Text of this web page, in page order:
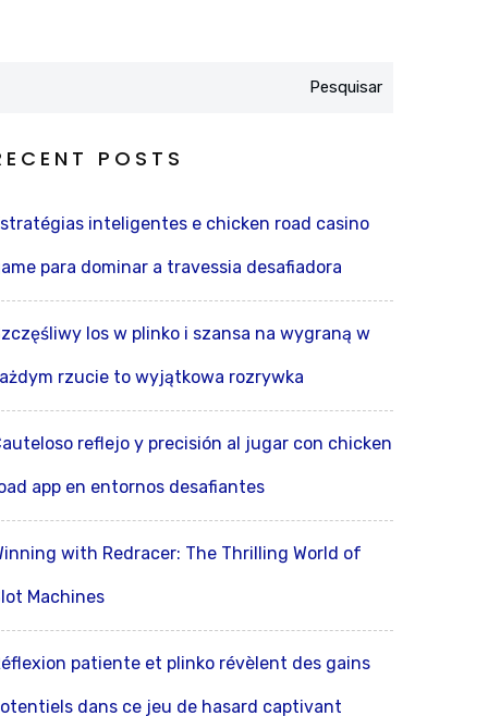
Pesquisar
POSTS
inteligentes e chicken road casino
para dominar a travessia desafiadora
los w plinko i szansa na wygraną w
rzucie to wyjątkowa rozrywka
reflejo y precisión al jugar con chicken
app en entornos desafiantes
with Redracer: The Thrilling World of
Machines
patiente et plinko révèlent des gains
dans ce jeu de hasard captivant